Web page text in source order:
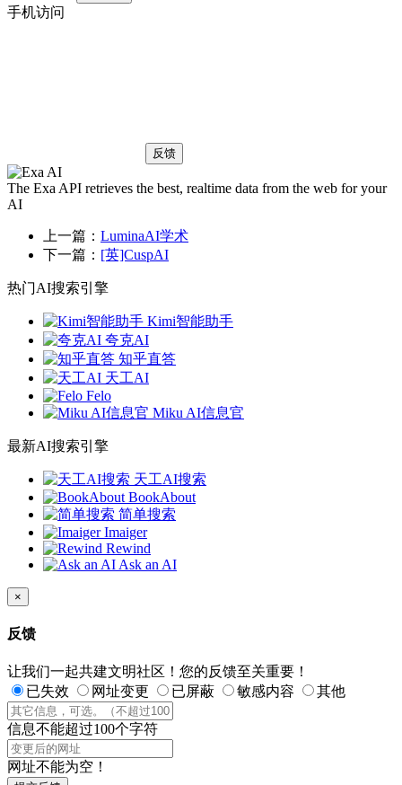
手机访问
反馈
The Exa API retrieves the best, realtime data from the web for your
AI
上一篇： LuminaAI学术
下一篇： [英]CuspAI
热门AI搜索引擎
Kimi智能助手
夸克AI
知乎直答
天工AI
Felo
Miku AI信息官
最新AI搜索引擎
天工AI搜索
BookAbout
简单搜索
Imaiger
Rewind
Ask an AI
×
反馈
让我们一起共建文明社区！您的反馈至关重要！
已失效
网址变更 已屏蔽 敏感内容 其他
信息不能超过100个字符
网址不能为空！